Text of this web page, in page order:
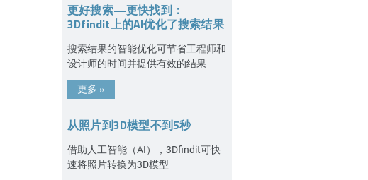
更好搜索—更快找到：
3Dfindit上的AI优化了搜索结果
搜索结果的智能优化可节省工程师和
设计师的时间并提供有效的结果
更多 »
从照片到3D模型不到5秒
借助人工智能（AI），3Dfindit可快
速将照片转换为3D模型